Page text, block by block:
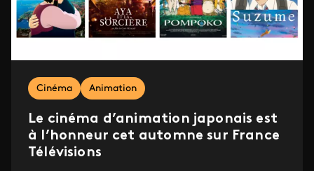
Cinéma Animation
Le cinéma d’animation japonais est
à l’honneur cet automne sur France
Télévisions